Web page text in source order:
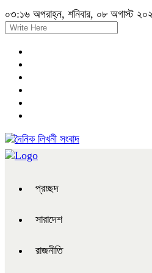
০৩:১৬ অপরাহ্ন, শনিবার, ০৮ অগাস্ট
প্রচ্ছদ
সারাদেশ
রাজনীতি